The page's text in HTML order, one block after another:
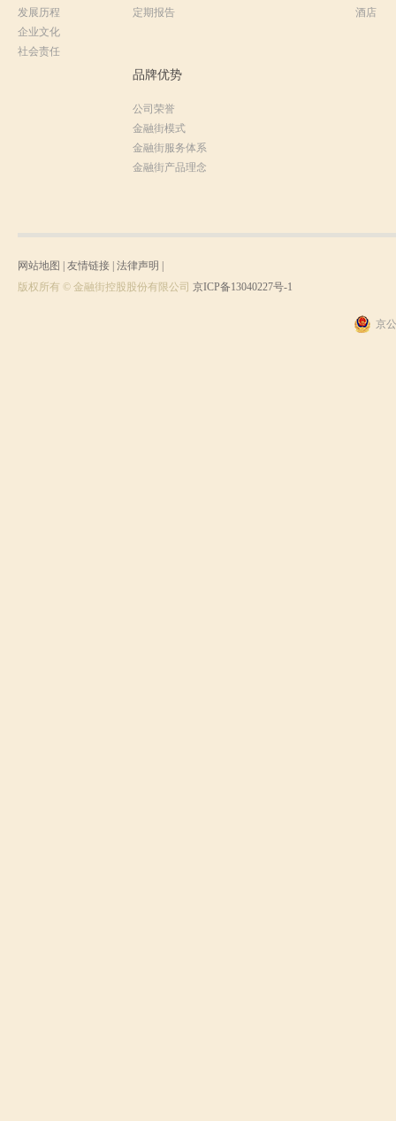
发展历程
企业文化
社会责任
定期报告
酒店
品牌优势
公司荣誉
金融街模式
金融街服务体系
金融街产品理念
网站地图 友情链接 法律声明
版权所有 © 金融街控股股份有限公司 京ICP备13040227号-1
京